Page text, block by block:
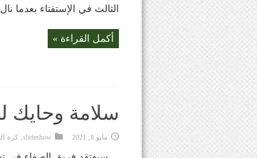
الثالث في الإستفتاء بعدما نال (49871 صوتاً) اي ما نسبته (15،64٪)
أكمل القراءة »
سلامة وحايك
مايو 8, 2021 slideshow
,كرة